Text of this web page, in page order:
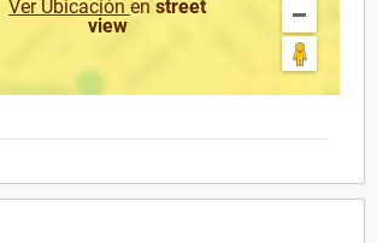
Ver Ubicación en street
view